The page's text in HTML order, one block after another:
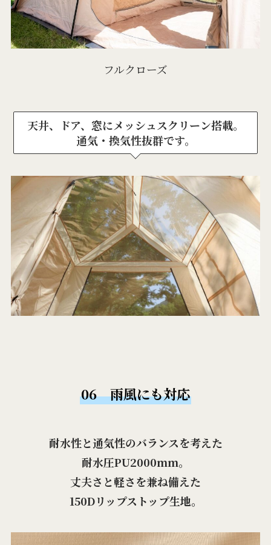
フルクローズ
天井、ドア、窓にメッシュスクリーン搭載。
通気・換気性抜群です。
06 雨風にも対応
耐水性と通気性のバランスを考えた
耐水圧PU2000mm。
丈夫さと軽さを兼ね備えた
150Dリップストップ生地。